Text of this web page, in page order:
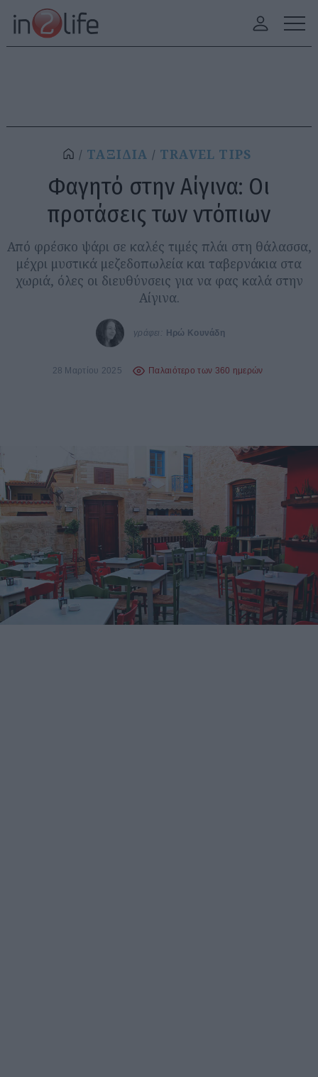
ΤΑΞΙΔΙΑ TRAVEL TIPS
Φαγητό στην Αίγινα: Οι
προτάσεις των ντόπιων
Από φρέσκο ψάρι σε καλές τιμές πλάι στη θάλασσα,
μέχρι μυστικά μεζεδοπωλεία και ταβερνάκια στα
χωριά, όλες οι διευθύνσεις για να φας καλά στην
Αίγινα.
γράφει: Ηρώ Κουνάδη
28 Μαρτίου 2025 Παλαιότερο των 360 ημερών